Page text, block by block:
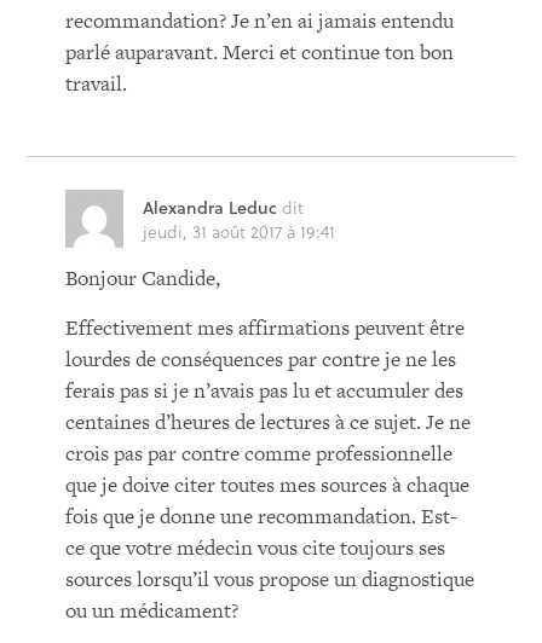
recommandation? Je n’en ai jamais entendu
parlé auparavant. Merci et continue ton bon
travail.
Alexandra Leduc dit
jeudi, 31 août 2017 à 19:41
Bonjour Candide,
Effectivement mes affirmations peuvent être
lourdes de conséquences par contre je ne les
ferais pas si je n’avais pas lu et accumuler des
centaines d’heures de lectures à ce sujet. Je ne
crois pas par contre comme professionnelle
que je doive citer toutes mes sources à chaque
fois que je donne une recommandation. Est-
ce que votre médecin vous cite toujours ses
sources lorsqu’il vous propose un diagnostique
ou un médicament?